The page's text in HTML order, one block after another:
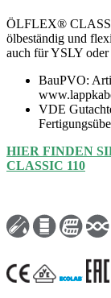
ÖLFLEX®
ölbeständig und
auch für YSLY
BauPVO:
VDE
HIER FINDEN
CLASSIC 110